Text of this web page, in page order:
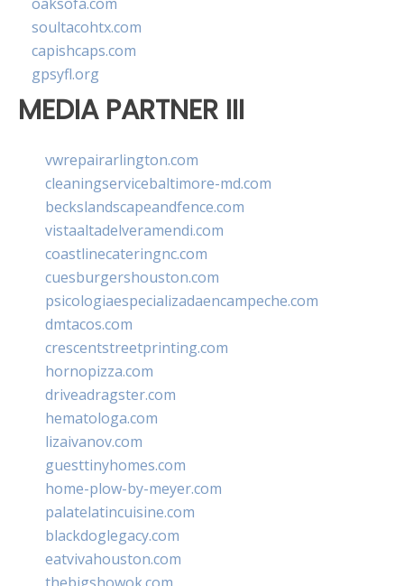
soultacohtx.com
capishcaps.com
gpsyfl.org
MEDIA PARTNER III
vwrepairarlington.com
cleaningservicebaltimore-md.com
beckslandscapeandfence.com
vistaaltadelveramendi.com
coastlinecateringnc.com
cuesburgershouston.com
psicologiaespecializadaencampeche.com
dmtacos.com
crescentstreetprinting.com
hornopizza.com
driveadragster.com
hematologa.com
lizaivanov.com
guesttinyhomes.com
home-plow-by-meyer.com
palatelatincuisine.com
blackdoglegacy.com
eatvivahouston.com